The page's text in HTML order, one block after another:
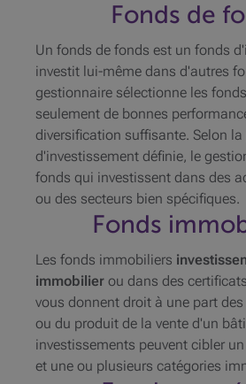
Fonds de
Un fonds de fonds est un fonds
investit lui-même dans d'autres
gestionnaire sélectionne les
seulement de bonnes
diversification suffisante. Selon
d'investissement définie, le
fonds qui investissent dans des
ou des secteurs bien spécifiques.
Fonds
Les fonds immobiliers
immobilier ou dans des
vous donnent droit à une part
ou du produit de la vente d'un
investissements peuvent cibler
et une ou plusieurs catégories